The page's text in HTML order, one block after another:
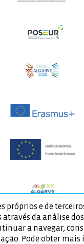
próprios e de
através da análise
a navegar,
Pode obter mais